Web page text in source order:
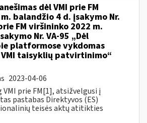
dėl VMI prie FM
balandžio 4 d. įsakymo Nr.
FM viršininko 2022 m.
Nr. VA-95 „Dėl
platformose vykdomas
taisyklių patvirtinimo“
2023-04-06
prie FM[1], atsižvelgusi į
pastabas Direktyvos (ES)
teisės aktų atitikties